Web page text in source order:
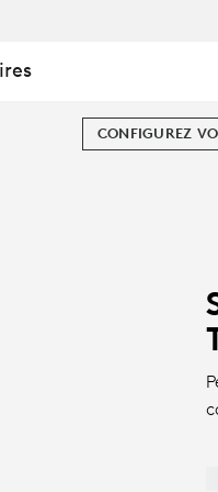
CONFIGUREZ